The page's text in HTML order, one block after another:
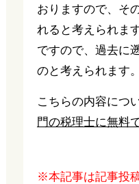
おりますので、そ
れると考えられま
ですので、過去に
のと考えられます。
こちらの内容につ
門の税理士に無料
※本記事は記事投